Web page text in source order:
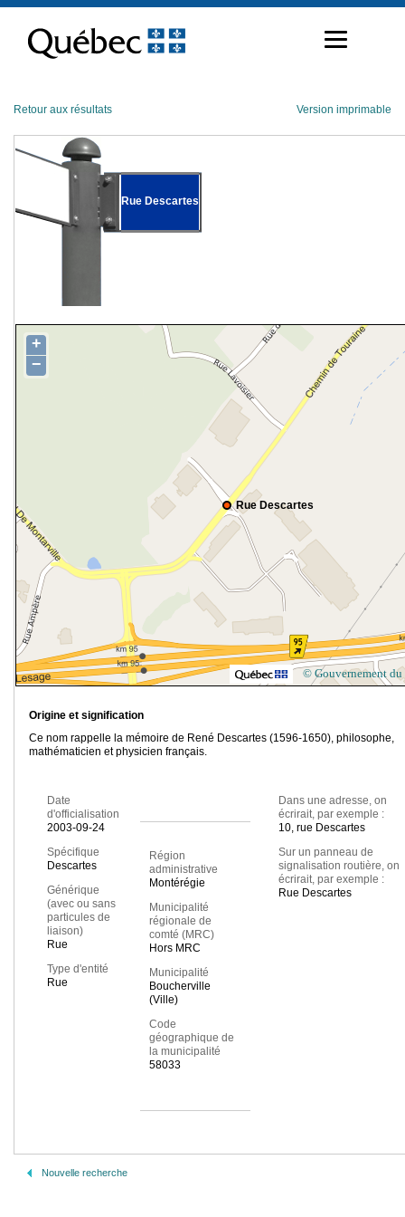
contenu
Retour aux résultats Version imprimable
Rue Descartes
Rue Descartes
+
−
© Gouvernement du
Origine et signification
Ce nom rappelle la mémoire de René Descartes (1596-1650), philosophe,
mathématicien et physicien français.
Date
d'officialisation
2003-09-24
Spécifique
Descartes
Générique
(avec ou sans
particules de
liaison)
Rue
Type d'entité
Rue
Région
administrative
Montérégie
Municipalité
régionale de
comté (MRC)
Hors MRC
Municipalité
Boucherville
(Ville)
Code
géographique de
la municipalité
58033
Dans une adresse, on
écrirait, par exemple :
10, rue Descartes
Sur un panneau de
signalisation routière, on
écrirait, par exemple :
Rue Descartes
Nouvelle recherche